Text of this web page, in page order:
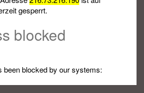
gesperrt.
blocked
been blocked by our systems: